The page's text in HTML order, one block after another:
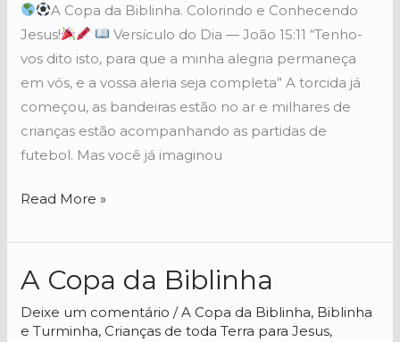
A Copa da Biblinha. Colorindo e Conhecendo
Jesus!
Versículo do Dia — João 15:11 “Tenho-
vos dito isto, para que a minha alegria permaneça
em vós, e a vossa aleria seja completa” A torcida já
começou, as bandeiras estão no ar e milhares de
crianças estão acompanhando as partidas de
futebol. Mas você já imaginou
Read More »
A Copa da Biblinha
Deixe um comentário /A Copa da Biblinha, Biblinha
e Turminha, Crianças de toda Terra para Jesus,
A
da